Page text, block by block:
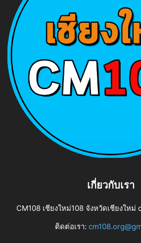
เกี่ยวกับเรา
CM108 เชียงใหม่108 จังหวัดเชียงใหม่
ติดต่อเรา: